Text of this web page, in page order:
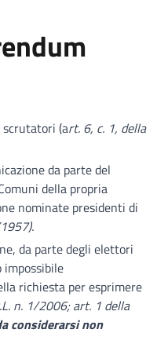
(art. 6, c. 1, della
da parte del
della propria
nominate presidenti di
da parte degli elettori
richiesta per esprimere
n. 1/2006; art. 1 della
considerarsi non